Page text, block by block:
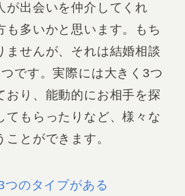
が出会いを仲介してくれ
も多いかと思います。もち
ませんが、それは結婚相談
です。実際には大きく3つ
おり、能動的にお相手を探
てもらったりなど、様々な
とができます。
のタイプがある